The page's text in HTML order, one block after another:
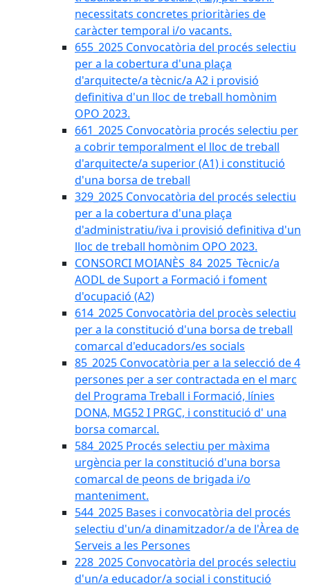
necessitats concretes prioritàries de
caràcter temporal i/o vacants.
655_2025 Convocatòria del procés selectiu
per a la cobertura d'una plaça
d'arquitecte/a tècnic/a A2 i provisió
definitiva d'un lloc de treball homònim
OPO 2023.
661_2025 Convocatòria procés selectiu per
a cobrir temporalment el lloc de treball
d'arquitecte/a superior (A1) i constitució
d'una borsa de treball
329_2025 Convocatòria del procés selectiu
per a la cobertura d'una plaça
d'administratiu/iva i provisió definitiva d'un
lloc de treball homònim OPO 2023.
CONSORCI MOIANÈS_84_2025_Tècnic/a
AODL de Suport a Formació i foment
d'ocupació (A2)
614_2025 Convocatòria del procès selectiu
per a la constitució d'una borsa de treball
comarcal d'educadors/es socials
85_2025 Convocatòria per a la selecció de 4
persones per a ser contractada en el marc
del Programa Treball i Formació, línies
DONA, MG52 I PRGC, i constitució d' una
borsa comarcal.
584_2025 Procés selectiu per màxima
urgència per la constitució d'una borsa
comarcal de peons de brigada i/o
manteniment.
544_2025 Bases i convocatòria del procés
selectiu d'un/a dinamitzador/a de l'Àrea de
Serveis a les Persones
228_2025 Convocatòria del procés selectiu
d'un/a educador/a social i constitució